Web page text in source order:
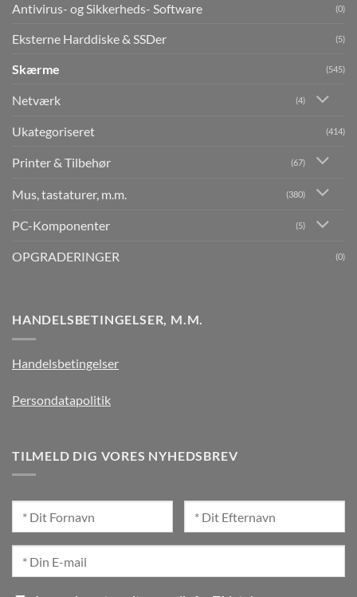
Antivirus- og Sikkerheds- Software (0)
Eksterne Harddiske & SSDer (5)
Skærme (545)
Netværk (4)
Ukategoriseret (414)
Printer & Tilbehør (67)
Mus, tastaturer, m.m. (380)
PC-Komponenter (5)
OPGRADERINGER (0)
HANDELSBETINGELSER, M.M.
Handelsbetingelser
Persondatapolitik
TILMELD DIG VORES NYHEDSBREV